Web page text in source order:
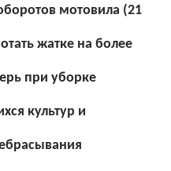
мотовила (21
жатке на более
при уборке
культур и